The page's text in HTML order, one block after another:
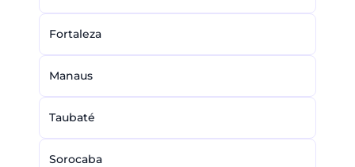
Fortaleza
Manaus
Taubaté
Sorocaba